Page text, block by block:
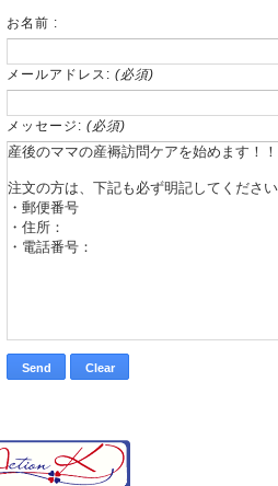
お名前 :
メールアドレス: (必須)
メッセージ: (必須)